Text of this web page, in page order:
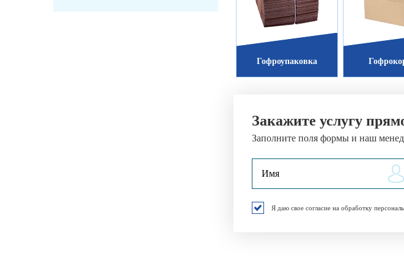
Гофроупаковка
Закажите услугу
Заполните поля формы и наш
Я даю свое согласие на обработку